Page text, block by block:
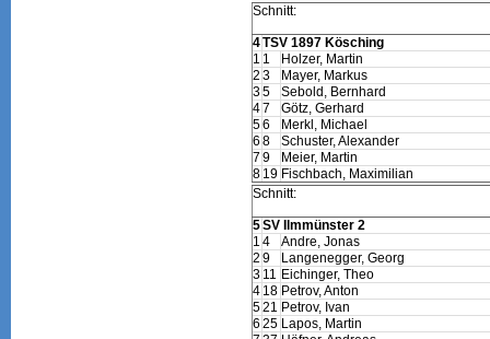
Schnitt:
4TSV 1897 Kösching
1 1
Holzer, Martin
2 3
Mayer, Markus
35
Sebold, Bernhard
47
Götz, Gerhard
56
Merkl, Michael
6 8
Schuster, Alexander
7 9
Meier, Martin
8 19 Fischbach, Maximilian
Schnitt:
5SV Ilmmünster 2
1 4
Andre, Jonas
2 9
Langenegger, Georg
3 11 Eichinger, Theo
4 18 Petrov, Anton
521 Petrov, Ivan
6 25 Lapos, Martin